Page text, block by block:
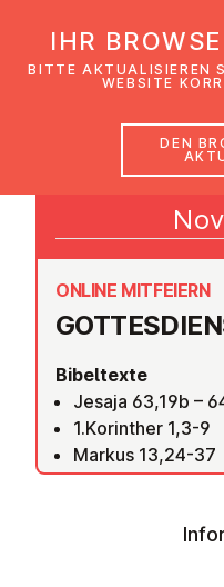
ONLINE MITFEIERN
Bibeltexte
Jesaja 63,19b –
1.Korinther 1,3-9
Markus 13,24-37
IHR
BITTE AKTUALISIEREN
WEBSITE
DEN